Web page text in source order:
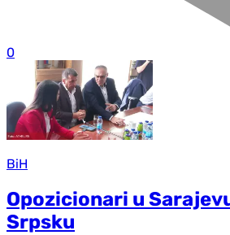
0
BiH
Opozicionari u
Srpsku